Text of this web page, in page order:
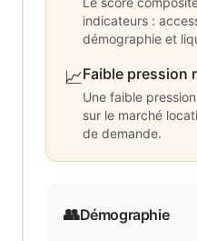
indicateurs :
démographie et
📈Faible pression
Une faible
sur le marché
de demande.
👥Démographie